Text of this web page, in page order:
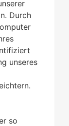
Durch
unseres
so